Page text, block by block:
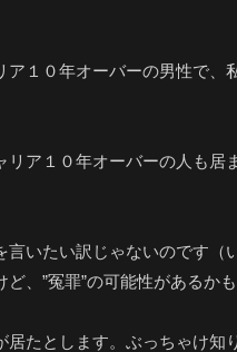
１０年オーバーの男性で
リア１０年オーバーの人も
言いたい訳じゃないのです
、”冤罪”の可能性があるか
居たとします。ぶっちゃけ